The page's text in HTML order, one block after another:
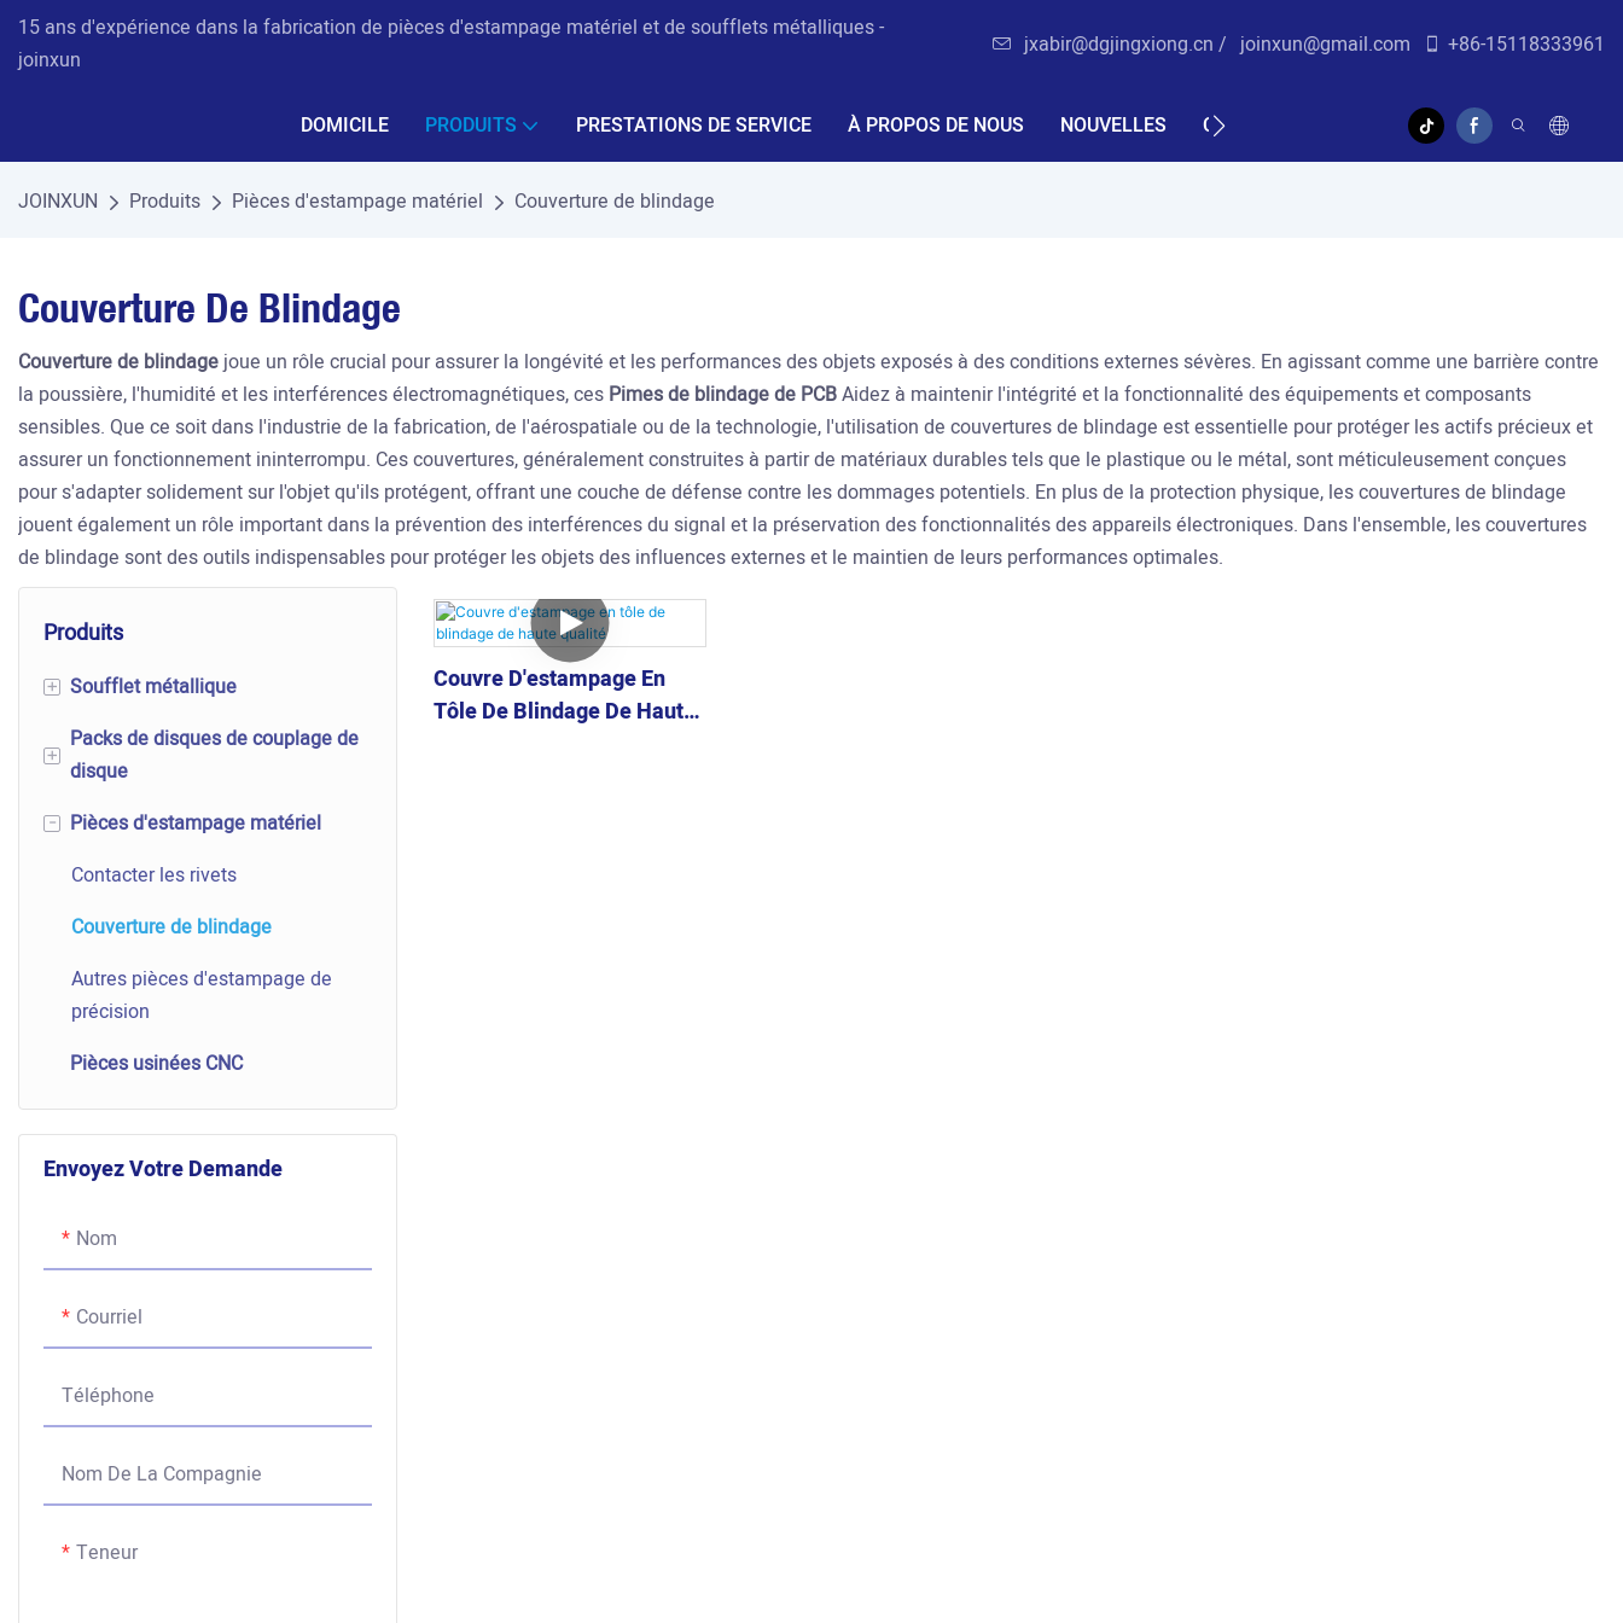
15 ans d'expérience dans la fabrication de pièces d'estampage matériel et de soufflets métalliques -
joinxun
jxabir@dgjingxiong.cn / joinxun@gmail.com +86-15118333961
DOMICILE PRODUITS PRESTATIONS DE SERVICE À PROPOS DE NOUS NOUVELLES CONTACTEZ-NOUS SOUTIEN VIDÉO
JOINXUN Produits Pièces d'estampage matériel Couverture de blindage
Couverture De Blindage
Couverture de blindage joue un rôle crucial pour assurer la longévité et les performances des objets exposés à des conditions externes sévères. En agissant comme une barrière contre
la poussière, l'humidité et les interférences électromagnétiques, ces Pimes de blindage de PCBAidez à maintenir l'intégrité et la fonctionnalité des équipements et composants
sensibles. Que ce soit dans l'industrie de la fabrication, de l'aérospatiale ou de la technologie, l'utilisation de couvertures de blindage est essentielle pour protéger les actifs précieux et
assurer un fonctionnement ininterrompu. Ces couvertures, généralement construites à partir de matériaux durables tels que le plastique ou le métal, sont méticuleusement conçues
pour s'adapter solidement sur l'objet qu'ils protégent, offrant une couche de défense contre les dommages potentiels. En plus de la protection physique, les couvertures de blindage
jouent également un rôle important dans la prévention des interférences du signal et la préservation des fonctionnalités des appareils électroniques. Dans l'ensemble, les couvertures
de blindage sont des outils indispensables pour protéger les objets des influences externes et le maintien de leurs performances optimales.
Produits
+ Soufflet métallique
Composants de transmission
mécanique
Joint d'extension des soufflets
Capteur de pression de souffle
Soufflet de valve
Soufflet aspirateur
Soufflet automobile
+ Packs de disques de couplage de
disque
Packs de disques de couplage
Pack de disque festoné de
-
Pièces d'estampage matériel
Contacter les rivets
Couverture de blindage
Autres pièces d'estampage de
précision
Pièces usinées CNC
Envoyez Votre Demande
Nom
Courriel
Téléphone
Nom De La Compagnie
Teneur
Couvre D'estampage En
Tôle De Blindage De Haute